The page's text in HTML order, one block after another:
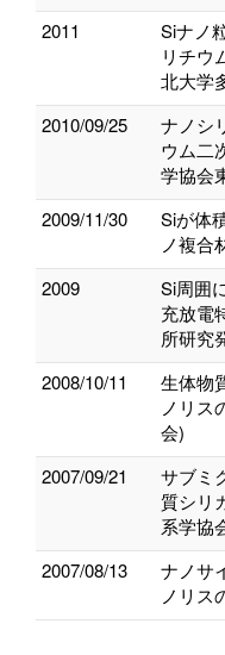
2011
Siナノ
リチウ
北大学
2010/09/25
ナノシ
ウム二
学協会
2009/11/30
Siが体
ノ複合
2009
Si周囲
充放電
所研究
2008/10/11
生体物
ノリス
会)
2007/09/21
サブミ
質シリ
系学協
2007/08/13
ナノサ
ノリス